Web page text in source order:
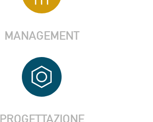
MANAGEMENT
PROGETTAZIONE